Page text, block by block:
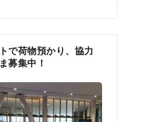
で荷物預かり、協力
募集中！